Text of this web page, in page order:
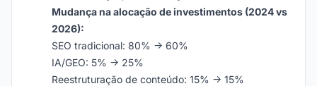
Mudança na alocação de investimentos (2024 vs
2026):
SEO tradicional: 80% -> 60%
IA/GEO: 5% -> 25%
Reestruturação de conteúdo: 15% -> 15%